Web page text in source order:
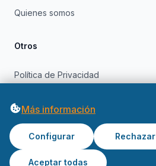
Quienes somos
Otros
Política de Privacidad
Más información
Configurar Rechazar
Aceptar todas